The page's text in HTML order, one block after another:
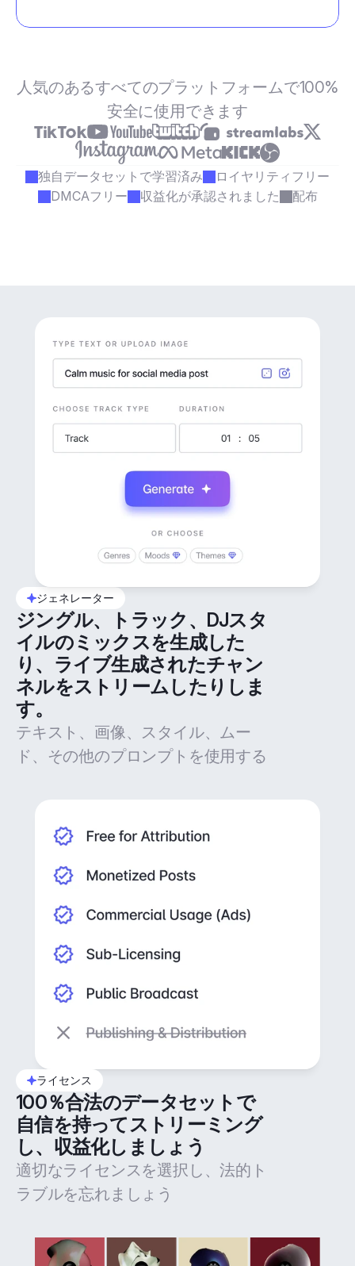
人気のあるすべてのプラットフォームで100%
安全に使用できます
独自データセットで学習済み
ロイヤリティフリー
DMCAフリー
収益化が承認されました 配布
ジェネレーター
ジングル、トラック、DJスタ
イルのミックスを生成した
り、ライブ生成されたチャン
ネルをストリームしたりしま
す。
テキスト、画像、スタイル、ムー
ド、その他のプロンプトを使用する
ライセンス
100％合法のデータセットで
自信を持ってストリーミング
し、収益化しましょう
適切なライセンスを選択し、法的ト
ラブルを忘れましょう